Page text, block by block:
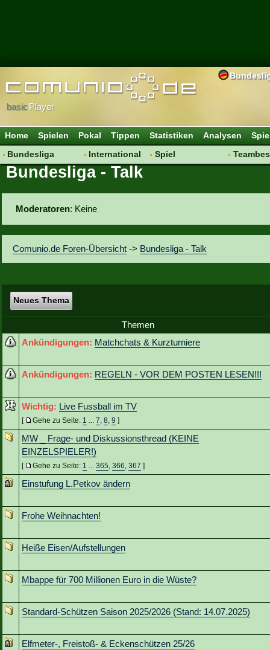
basicPlayer
Home Spielen Pokal Tippen Statistiken Analysen
Bundesliga
Hot News
Spielanalyse
Vereinsfragen
International
Vereine
Spiel
Bundesliga - Talk
Moderatoren: Keine
Comunio.de Foren-Übersicht -> Bundesliga - Talk
Neues Thema
Themen
Ankündigungen: Matchchats & Kurzturniere
Ankündigungen: REGELN - VOR DEM POSTEN LESEN!!!
Wichtig: Live Fussball im TV
[ Gehe zu Seite: 1 ... 7, 8, 9 ]
MW _ Frage- und Diskussionsthread (KEINE
EINZELSPIELER!)
[ Gehe zu Seite: 1 ... 365, 366, 367 ]
Einstufung L.Petkov ändern
Frohe Weihnachten!
Heiße Eisen/Aufstellungen
Mbappe für 700 Millionen Euro in die Wüste?
Standard-Schützen Saison 2025/2026 (Stand: 14.07.2025)
Elfmeter-, Freistoß- & Eckenschützen 25/26